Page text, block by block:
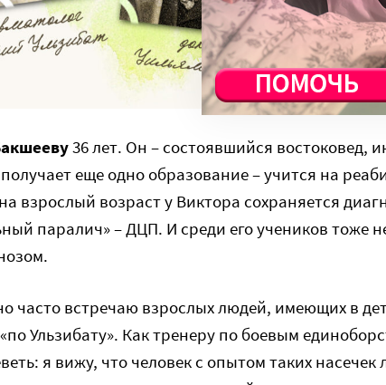
36 лет. Он – состоявшийся востоковед,
еще одно образование – учится на
взрослый возраст у Виктора сохраняется
паралич» – ДЦП. И среди его учеников тоже
часто встречаю взрослых людей, имеющих в
Ульзибату». Как тренеру по боевым
я вижу, что человек с опытом таких насечек